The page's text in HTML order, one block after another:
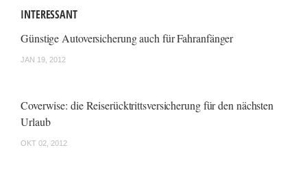
INTERESSANT
Günstige Autoversicherung auch für Fahranfänger
JAN 19, 2012
Coverwise: die Reiserücktrittsversicherung für den nächsten
Urlaub
OKT 02, 2012